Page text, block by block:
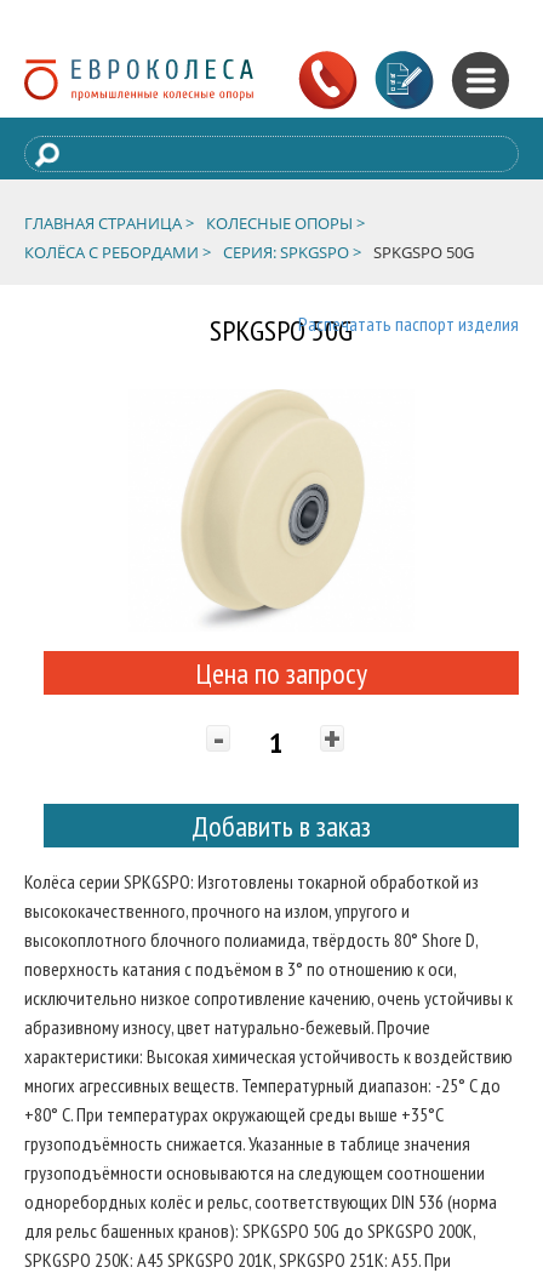
ГЛАВНАЯ СТРАНИЦА >
КОЛЕСНЫЕ ОПОРЫ >
КОЛЁСА С РЕБОРДАМИ > СЕРИЯ: SPKGSPO > SPKGSPO 50G
SPKGSPO 50GРаспечатать паспорт изделия
Цена по запросу
- +
Добавить в заказ
Колёса серии SPKGSPO: Изготовлены токарной обработкой из
высококачественного, прочного на излом, упругого и
высокоплотного блочного полиамида, твёрдость 80° Shore D,
поверхность катания с подъёмом в 3° по отношению к оси,
исключительно низкое сопротивление качению, очень устойчивы к
абразивному износу, цвет натурально-бежевый. Прочие
характеристики: Высокая химическая устойчивость к воздействию
многих агрессивных веществ. Температурный диапазон: -25° C до
+80° C. При температурах окружающей среды выше +35°C
грузоподъёмность снижается. Указанные в таблице значения
грузоподъёмности основываются на следующем соотношении
одноребордных колёс и рельс, соответствующих DIN 536 (норма
для рельс башенных кранов): SPKGSPO 50G до SPKGSPO 200K,
SPKGSPO 250K: A45 SPKGSPO 201K, SPKGSPO 251K: A55. При